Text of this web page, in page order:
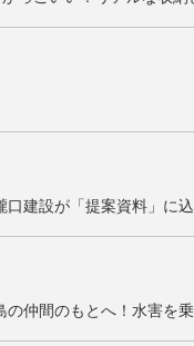
建設が「提案資料」に
の仲間のもとへ！水害を